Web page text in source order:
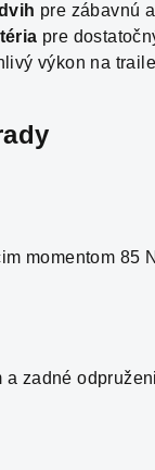
pre zábavnú
pre
výkon na
momentom 85
zadné